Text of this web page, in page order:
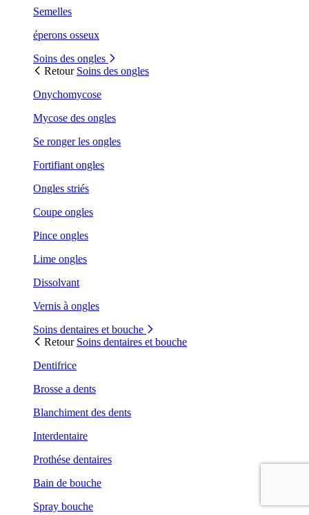
Semelles
éperons osseux
Soins des ongles
Retour Soins des ongles
Onychomycose
Mycose des ongles
Se ronger les ongles
Fortifiant ongles
Ongles striés
Coupe ongles
Pince ongles
Lime ongles
Dissolvant
Vernis à ongles
Soins dentaires et bouche
Retour Soins dentaires et bouche
Dentifrice
Brosse a dents
Blanchiment des dents
Interdentaire
Prothése dentaires
Bain de bouche
Spray bouche